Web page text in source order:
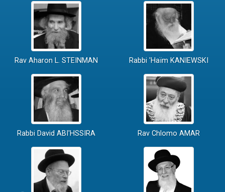
Rav Aharon L. STEINMAN Rabbi 'Haïm KANIEWSKI
Rabbi David ABI'HSSIRA Rav Chlomo AMAR